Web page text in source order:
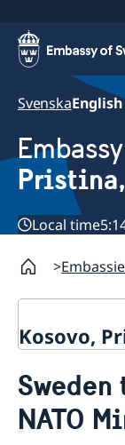
SvenskaEnglish
Local time
Kosovo,
About us
Ambassador
Vacancies
News
NATO